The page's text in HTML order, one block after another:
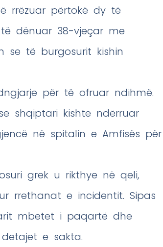
rrëzuar përtokë dy të
dënuar 38-vjeçar me
se të burgosurit kishin
për të ofruar ndihmë.
shqiptari kishte ndërruar
në spitalin e Amfisës për
grek u rikthye në qeli,
rrethanat e incidentit. Sipas
mbetet i paqartë dhe
e sakta.